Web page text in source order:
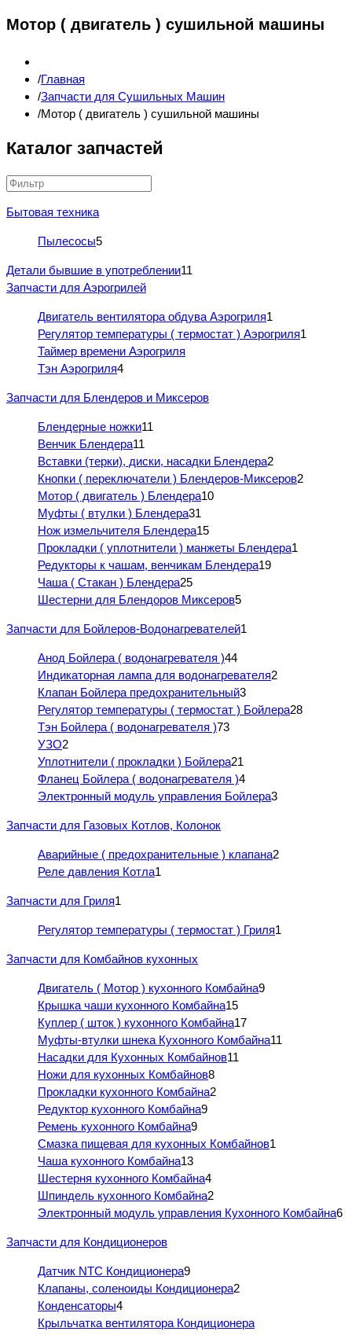
Мотор ( двигатель ) сушильной машины
Главная
Запчасти для Сушильных Машин
Мотор ( двигатель ) сушильной машины
Каталог запчастей
Бытовая техника
Пылесосы5
Детали бывшие в употреблении11
Запчасти для Аэрогрилей
Двигатель вентилятора обдува Аэрогриля1
Регулятор температуры ( термостат ) Аэрогриля1
Таймер времени Аэрогриля
Тэн Аэрогриля4
Запчасти для Блендеров и Миксеров
Блендерные ножки11
Венчик Блендера11
Вставки (терки), диски, насадки Блендера2
Кнопки ( переключатели ) Блендеров-Миксеров2
Мотор ( двигатель ) Блендера10
Муфты ( втулки ) Блендера31
Нож измельчителя Блендера15
Прокладки ( уплотнители ) манжеты Блендера1
Редукторы к чашам, венчикам Блендера19
Чаша ( Стакан ) Блендера25
Шестерни для Блендоров Миксеров5
Запчасти для Бойлеров-Водонагревателей1
Анод Бойлера ( водонагревателя )44
Индикаторная лампа для водонагревателя2
Клапан Бойлера предохранительный3
Регулятор температуры ( термостат ) Бойлера28
Тэн Бойлера ( водонагревателя )73
УЗО2
Уплотнители ( прокладки ) Бойлера21
Фланец Бойлера ( водонагревателя )4
Электронный модуль управления Бойлера3
Запчасти для Газовых Котлов, Колонок
Аварийные ( предохранительные ) клапана2
Реле давления Котла1
Запчасти для Гриля1
Регулятор температуры ( термостат ) Гриля1
Запчасти для Комбайнов кухонных
Двигатель ( Мотор ) кухонного Комбайна9
Крышка чаши кухонного Комбайна15
Куплер ( шток ) кухонного Комбайна17
Муфты-втулки шнека Кухонного Комбайна11
Насадки для Кухонных Комбайнов11
Ножи для кухонных Комбайнов8
Прокладки кухонного Комбайна2
Редуктор кухонного Комбайна9
Ремень кухонного Комбайна9
Смазка пищевая для кухонных Комбайнов1
Чаша кухонного Комбайна13
Шестерня кухонного Комбайна4
Шпиндель кухонного Комбайна2
Электронный модуль управления Кухонного Комбайна6
Запчасти для Кондиционеров
Датчик NTC Кондиционера9
Клапаны, соленоиды Кондиционера2
Конденсаторы4
Крыльчатка вентилятора Кондиционера